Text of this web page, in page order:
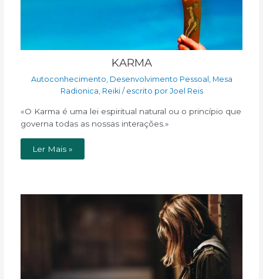
KARMA
Autoconhecimento, Desenvolvimento Pessoal , Mesa
Radionica, Reiki/ escrito por Joel Reis
«O Karma é uma lei espiritual natural ou o princípio que
governa todas as nossas interações.»
Ler Mais »